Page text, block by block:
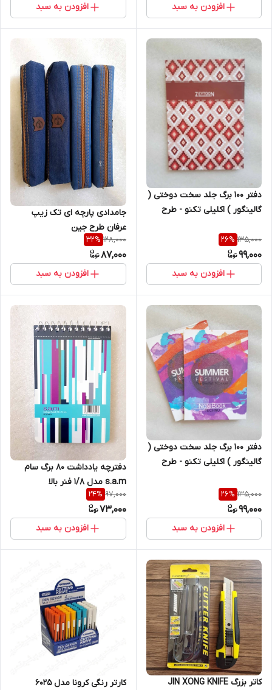
افزودن به سبد افزودن به سبد
دفتر 100 برگ جلد سخت دوختی (
گالینگور ) اکلیلی تکنو - طرح
135,000
26%
99,000
افزودن به سبد
جامدادی پارچه ای تک زیپ
عرفان طرح جین
128,000
32%
87,000
افزودن به سبد
دفتر 100 برگ جلد سخت دوختی (
گالینگور ) اکلیلی تکنو - طرح
135,000
26%
99,000
افزودن به سبد
دفترچه یادداشت 80 برگ سام
s.a.m مدل 1/8 فنر بالا
97,000
24%
73,000
افزودن به سبد
کاتر بزرگ JIN XONG KNIFE
کارتر رنگی کرونا مدل 6025